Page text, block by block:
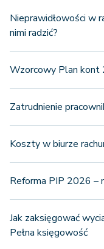
Nieprawidłowości w
nimi radzić?
Wzorcowy Plan kont
Zatrudnienie
Koszty w biurze
Reforma PIP 2026 –
Jak zaksięgować
Pełna księgowość